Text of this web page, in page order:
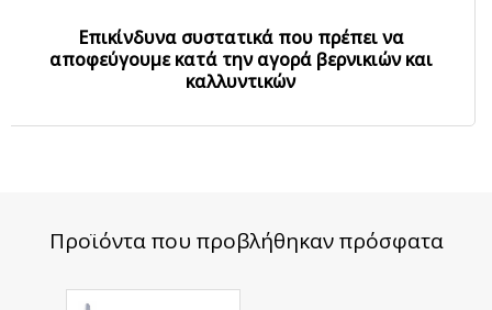
Επικίνδυνα συστατικά που πρέπει να
αποφεύγουμε κατά την αγορά βερνικιών και
καλλυντικών
Προϊόντα που προβλήθηκαν πρόσφατα